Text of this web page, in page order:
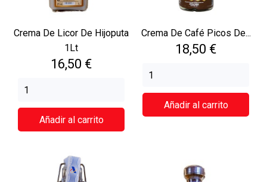
Crema De Licor De Hijoputa
1Lt
Precio
16,50 €
Añadir al carrito
Crema De Café Picos De...
Precio
18,50 €
Añadir al carrito